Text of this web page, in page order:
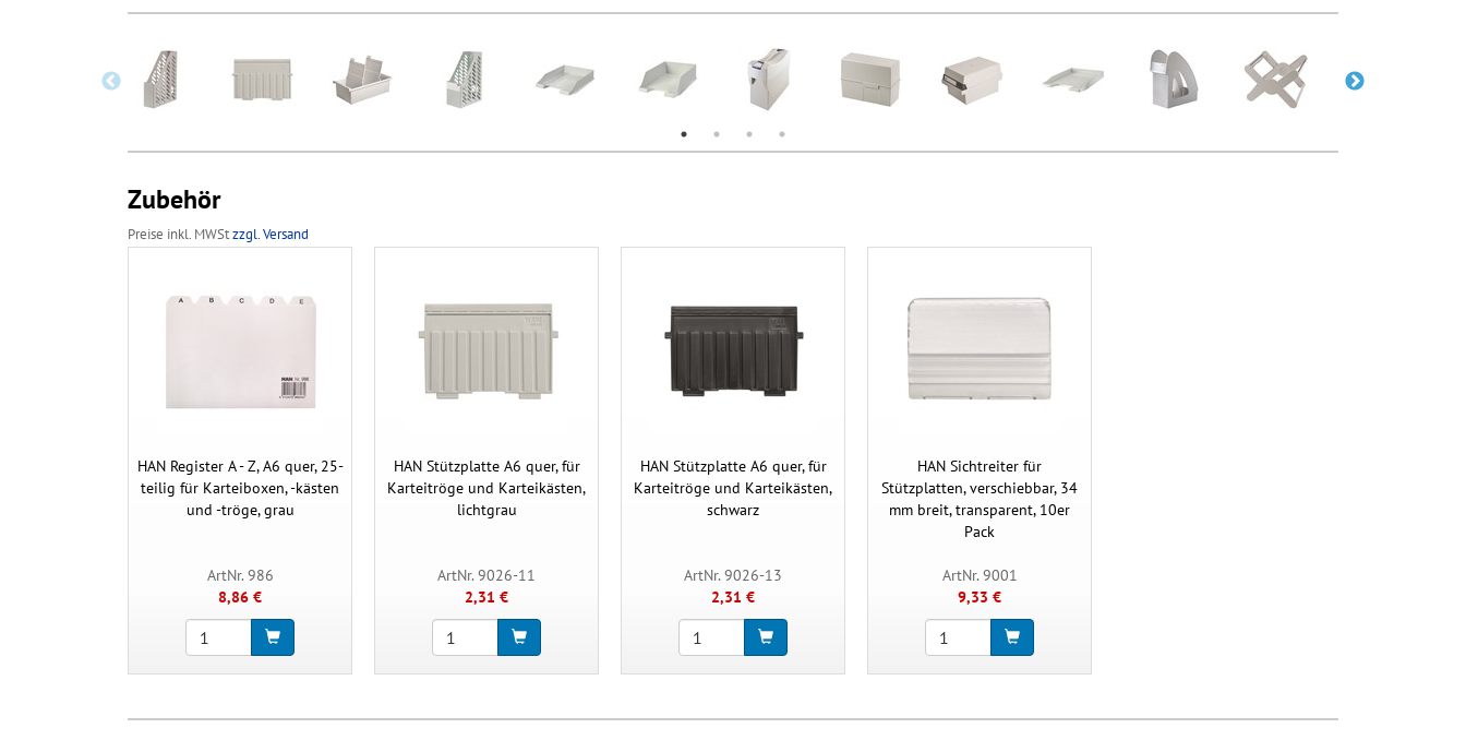
Zubehör
Preise inkl. MWStzzgl. Versand
HAN Register A - Z, A6 quer, 25-
teilig für Karteiboxen, -kästen
und -tröge, grau
ArtNr. 986
8,86 €
HAN Stützplatte A6 quer, für
Karteitröge und Karteikästen,
lichtgrau
ArtNr. 9026-11
2,31 €
HAN Stützplatte A6 quer, für
Karteitröge und Karteikästen,
schwarz
ArtNr. 9026-13
2,31 €
HAN Sichtreiter für
Stützplatten, verschiebbar, 34
mm breit, transparent, 10er
Pack
ArtNr. 9001
9,33 €